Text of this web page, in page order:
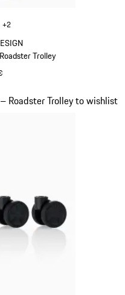
Trolley
NoirBleu Foncé
+2
Roadster Trolley to wishlist